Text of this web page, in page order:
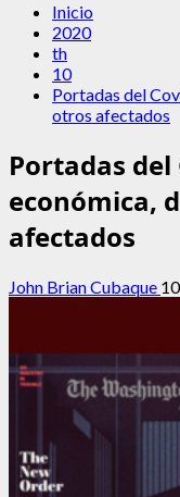
Inicio
2020
th
10
Portadas del
otros afectados
Portadas del
económica,
afectados
John Brian Cubaque